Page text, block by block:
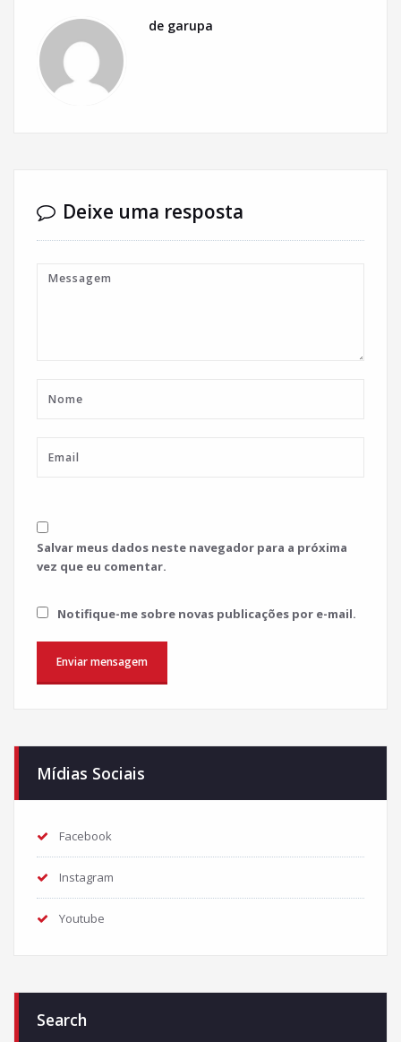
de garupa
Deixe uma resposta
Salvar meus dados neste navegador para a próxima
vez que eu comentar.
Notifique-me sobre novas publicações por e-mail.
Mídias Sociais
Facebook
Instagram
Youtube
Search